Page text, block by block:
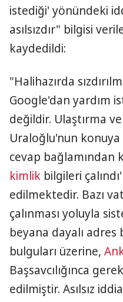
istediği' yönündeki
asılsızdır" bilgisi
kaydedildi:
"Halihazırda
Google'dan yardım
değildir. Ulaştırma
Uraloğlu'nun
cevap bağlamından
kimlik bilgileri
edilmektedir. Bazı
çalınması yoluyla
beyana dayalı
bulguları üzerine,
Başsavcılığınca
edilmiştir. Asılsız